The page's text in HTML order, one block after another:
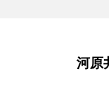
河原